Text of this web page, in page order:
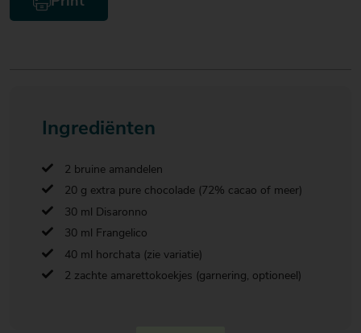
Ingrediënten
2 bruine amandelen
20 g extra pure chocolade (72% cacao of meer)
30 ml Disaronno
30 ml Frangelico
40 ml horchata (zie variatie)
2 zachte amarettokoekjes (garnering, optioneel)